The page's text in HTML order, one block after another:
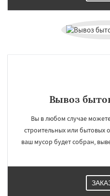
Вывоз
Вы в любом случае
строительных или бытовых
ваш мусор будет собран,